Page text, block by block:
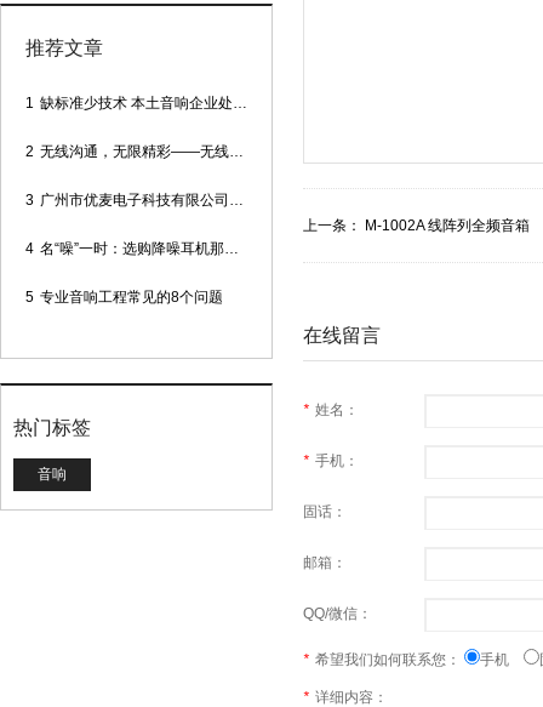
推荐文章
1 缺标准少技术 本土音响企业处境尴尬
2 无线沟通，无限精彩——无线会议话筒
3 广州市优麦电子科技有限公司网站正式上线！
4 名“噪”一时：选购降噪耳机那些事
5 专业音响工程常见的8个问题
热门标签
音响
上一条： M-1002A 线阵列全频音箱
在线留言
* 姓名：
* 手机：
固话：
邮箱：
QQ/微信：
* 希望我们如何联系您： 手机
* 详细内容：